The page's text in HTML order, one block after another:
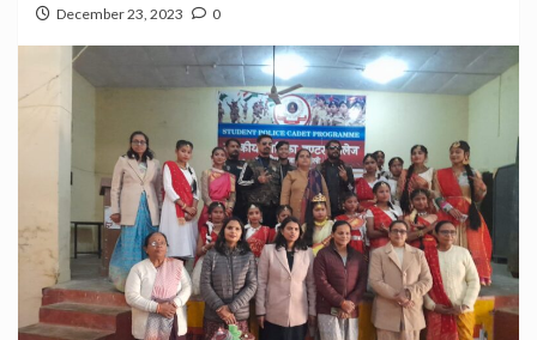
December 23, 2023 0